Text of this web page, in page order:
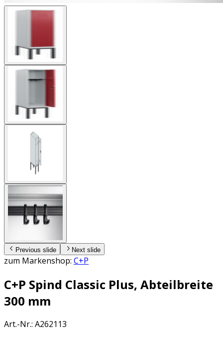
Previous slide Next slide
zum Markenshop: C+P
C+P Spind Classic Plus, Abteilbreite
300 mm
Art.-Nr.: A262113